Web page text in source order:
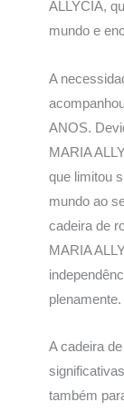
ALLYCIA,
mundo e
A
ANOS.
MARIA
que limitou
mundo ao
cadeira de
MARIA
plenamente.
A cadeira
também